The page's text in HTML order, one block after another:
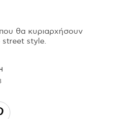
θα κυριαρχήσουν
street style.